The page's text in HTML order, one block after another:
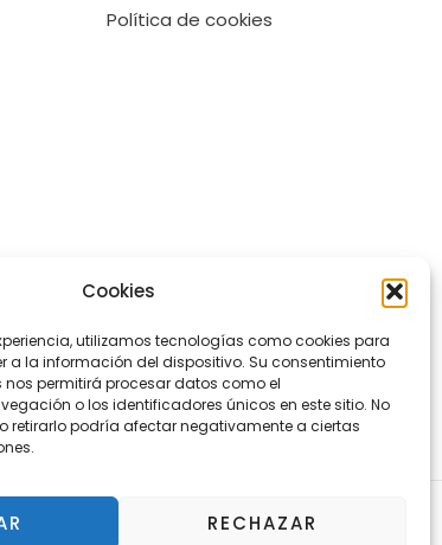
Cookies
utilizamos tecnologías como cookies para
la información del dispositivo. Su consentimiento
permitirá procesar datos como el
o los identificadores únicos en este sitio. No
retirarlo podría afectar negativamente a ciertas
RECHAZAR
Política de cookies